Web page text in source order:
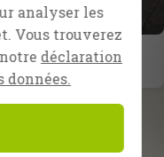
analyser les
Vous trouverez
déclaration
données.